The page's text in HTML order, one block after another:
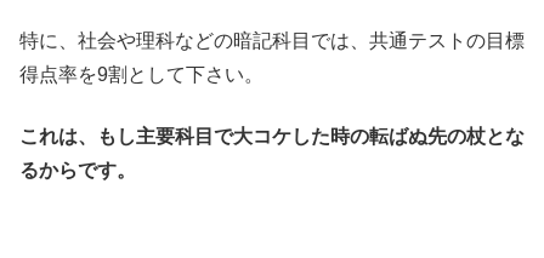
特に、社会や理科などの暗記科目では、共通テストの目標
得点率を9割として下さい。
これは、もし主要科目で大コケした時の転ばぬ先の杖とな
るからです。